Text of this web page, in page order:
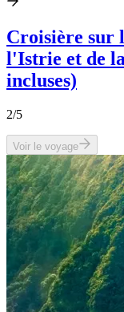
Croisière sur
l'Istrie et de
incluses)
2/5
Voir le voyage